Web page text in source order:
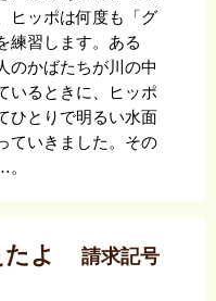
ヒッポは何度も「グ
練習します。ある
のかばたちが川の中
いるときに、ヒッポ
ひとりで明るい水面
ていきました。その
よ
請求記号